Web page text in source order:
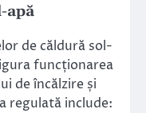
apă
de căldură sol-
funcționarea
de încălzire și
regulată include: